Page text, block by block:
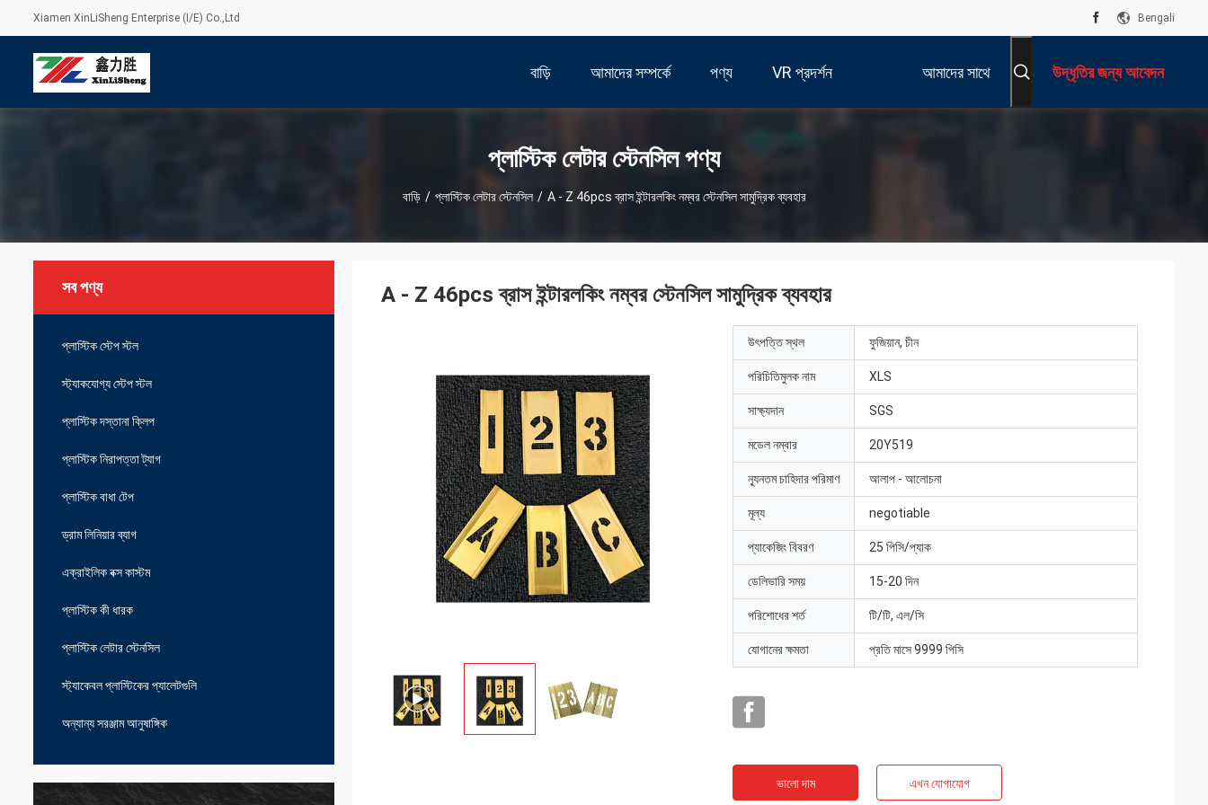
Xiamen XinLiSheng Enterprise (I/E) Co.,Ltd Bengali
বাড়ি আমাদের সম্পর্কে পণ্য VR প্রদর্শন আমাদের সাথে উদ্ধৃতির জন্য আবেদন
প্লাস্টিক লেটার স্টেনসিল পণ্য
বাড়ি / প্লাস্টিক লেটার স্টেনসিল / A - Z 46pcs ব্রাস ইন্টারলকিং নম্বর স্টেনসিল সামুদ্রিক ব্যবহার
সব পণ্য
প্লাস্টিক স্টেপ স্টল
স্ট্যাকযোগ্য স্টেপ স্টল
প্লাস্টিক দস্তানা ক্লিপ
প্লাস্টিক নিরাপত্তা ট্যাগ
প্লাস্টিক বাধা টেপ
ড্রাম লিনিয়ার ব্যাগ
এক্রাইলিক বক্স কাস্টম
প্লাস্টিক কী ধারক
প্লাস্টিক লেটার স্টেনসিল
স্ট্যাকেবল প্লাস্টিকের প্যালেটগুলি
অন্যান্য সরঞ্জাম আনুষাঙ্গিক
A - Z 46pcs ব্রাস ইন্টারলকিং নম্বর স্টেনসিল সামুদ্রিক ব্যবহার
উৎপত্তি স্থল ফুজিয়ান, চীন
পরিচিতিমুলক নাম XLS
সাক্ষ্যদান SGS
মডেল নম্বার 20Y519
ন্যূনতম চাহিদার পরিমাণ আলাপ - আলোচনা
মূল্য negotiable
প্যাকেজিং বিবরণ 25 পিসি/প্যাক
ডেলিভারি সময় 15-20 দিন
পরিশোধের শর্ত টি/টি, এল/সি
যোগানের ক্ষমতা প্রতি মাসে 9999 পিসি
ভালো দাম এখন যোগাযোগ